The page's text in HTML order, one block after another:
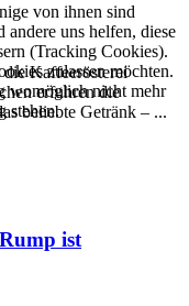
Kaffeerösterei
erfuhren die
beliebte Getränk – ...
ist
von ihnen sind
andere uns helfen, diese
(Tracking Cookies).
zulassen möchten.
womöglich nicht mehr
stehen.